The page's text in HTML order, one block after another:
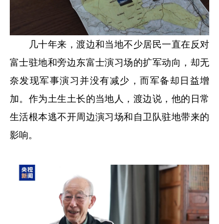
几十年来，渡边和当地不少居民一直在反对
富士驻地和旁边东富士演习场的扩军动向，却无
奈发现军事演习并没有减少，而军备却日益增
加。作为土生土长的当地人，渡边说，他的日常
生活根本逃不开周边演习场和自卫队驻地带来的
影响。